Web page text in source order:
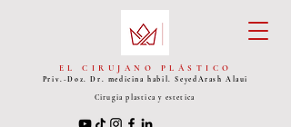
EL CIRUJANO PLÁSTICO
Priv.-Doz. Dr. medicina habil. Seyed Arash Alaui
Cirugia plastica y estetica